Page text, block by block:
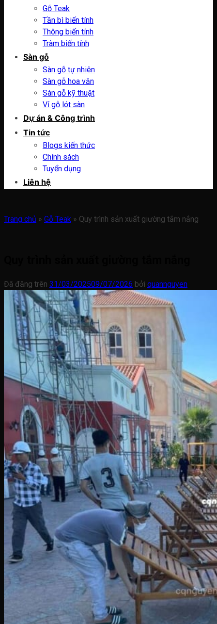
Gỗ Teak
Tần bì biến tính
Thông biến tính
Tràm biến tính
Sàn gỗ
Sàn gỗ tự nhiên
Sàn gỗ hoa văn
Sàn gỗ kỹ thuật
Vỉ gỗ lót sàn
Dự án & Công trình
Tin tức
Blogs kiến thức
Chính sách
Tuyển dụng
Liên hệ
Trang chủ » Gỗ Teak » Quy trình sản xuất giường tắm nắng
Đã đăng trên 31/03/202509/07/2026 bởi quannguyen